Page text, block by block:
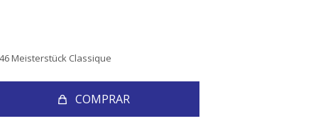
Meisterstück Classique
COMPRAR